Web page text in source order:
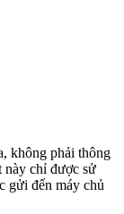
không phải thông
này chỉ được sử
gửi đến máy chủ